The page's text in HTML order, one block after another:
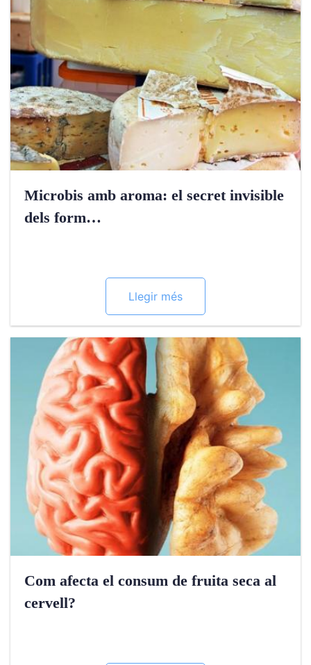
Microbis amb aroma: el secret invisible
dels form…
Llegir més
Com afecta el consum de fruita seca al
cervell?